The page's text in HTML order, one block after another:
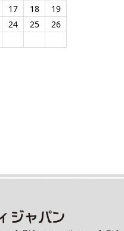
17 18
19
24 25
26